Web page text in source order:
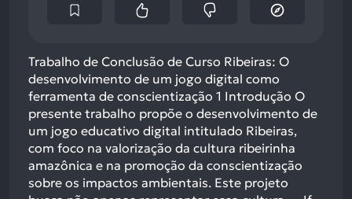
Trabalho de Conclusão de Curso Ribeiras: O
desenvolvimento de um jogo digital como
ferramenta de conscientização 1 Introdução O
presente trabalho propõe o desenvolvimento de
um jogo educativo digital intitulado Ribeiras,
com foco na valorização da cultura ribeirinha
amazônica e na promoção da conscientização
sobre os impactos ambientais. Este projeto